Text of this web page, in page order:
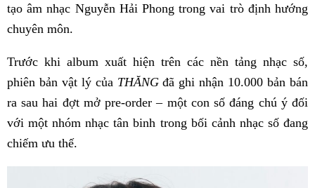
tạo âm nhạc Nguyễn Hải Phong trong vai trò định hướng
chuyên môn.
Trước khi album xuất hiện trên các nền tảng nhạc số,
phiên bản vật lý của THĂNGđã ghi nhận 10.000 bản bán
ra sau hai đợt mở pre-order – một con số đáng chú ý đối
với một nhóm nhạc tân binh trong bối cảnh nhạc số đang
chiếm ưu thế.